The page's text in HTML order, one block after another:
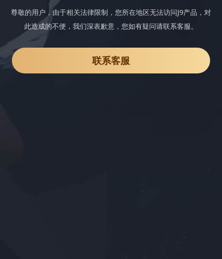
尊敬的用户，由于相关法律限制，您所在地区无法访问J9产品，对
此造成的不便，我们深表歉意，您如有疑问请联系客服。
联系客服